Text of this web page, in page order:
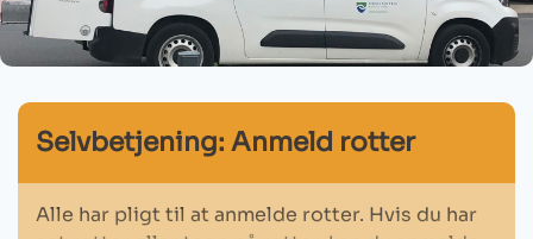
Selvbetjening: Anmeld rotter
Alle har pligt til at anmelde rotter. Hvis du har